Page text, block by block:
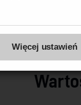
Więcej na temat
Więcej ustawień